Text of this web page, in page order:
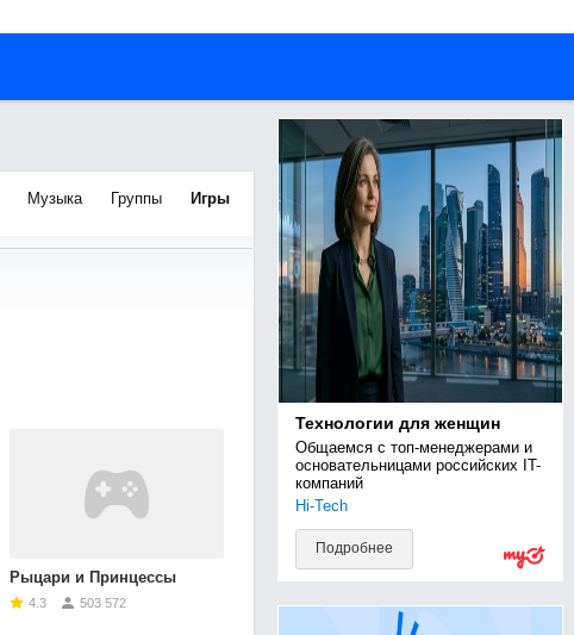
Музыка Группы Игры
Рыцари и Принцессы
4.3 503 572
Технологии для женщин
Общаемся с топ-менеджерами и
основательницами российских IT-
компаний
Hi-Tech
Подробнее